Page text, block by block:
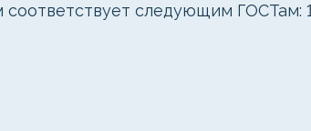
следующим ГОСТам: